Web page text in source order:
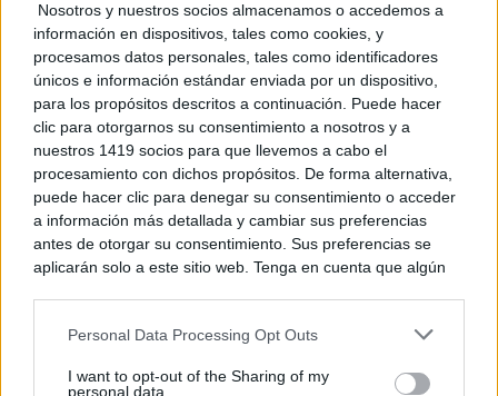
Nosotros y nuestros socios almacenamos o accedemos a
información en dispositivos, tales como cookies, y
procesamos datos personales, tales como identificadores
únicos e información estándar enviada por un dispositivo,
para los propósitos descritos a continuación. Puede hacer
clic para otorgarnos su consentimiento a nosotros y a
nuestros 1419 socios para que llevemos a cabo el
procesamiento con dichos propósitos. De forma alternativa,
puede hacer clic para denegar su consentimiento o acceder
a información más detallada y cambiar sus preferencias
antes de otorgar su consentimiento. Sus preferencias se
aplicarán solo a este sitio web. Tenga en cuenta que algún
rechazar tal procesamiento. Puede cambiar sus preferencias
a este sitio y haciendo clic en el botón "Privacidad" en la
Personal Data Processing Opt Outs
I want to opt-out of the Sharing of my
personal data.
El truco contra la cal
Di adiós a la cal del baño con estos sencillos consejos